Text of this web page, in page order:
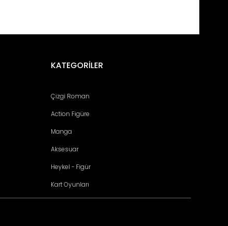
KATEGORİLER
Çizgi Roman
Action Figüre
Manga
Aksesuar
Heykel - Figür
Kart Oyunları